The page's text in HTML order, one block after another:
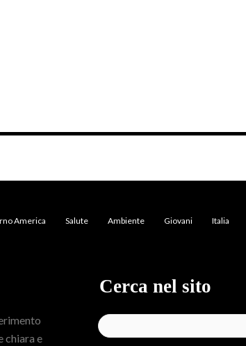
America Salute Ambiente Giovani Italia
chiara e
Cerca nel sito